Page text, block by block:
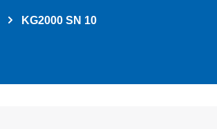
KG2000 SN 10